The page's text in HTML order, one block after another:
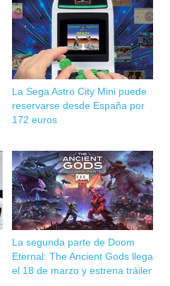
La Sega Astro City Mini puede
reservarse desde España por
172 euros
La segunda parte de Doom
Eternal: The Ancient Gods llega
el 18 de marzo y estrena tráiler